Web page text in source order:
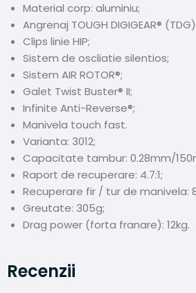
Material corp: aluminiu;
Angrenaj TOUGH DIGIGEAR®
Clips linie HIP;
Sistem de oscliatie silentios;
Sistem AIR ROTOR®;
Galet Twist Buster® II;
Infinite Anti-Reverse®;
Manivela touch fast.
Varianta: 3012;
Capacitate tambur: 0.28mm/
Raport de recuperare: 4.7:1;
Recuperare fir / tur de manivela:
Greutate: 305g;
Drag power (forta franare): 12kg.
Recenzii